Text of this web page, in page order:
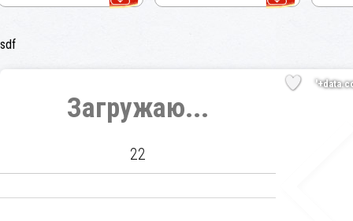
sdf
Загружаю...
22